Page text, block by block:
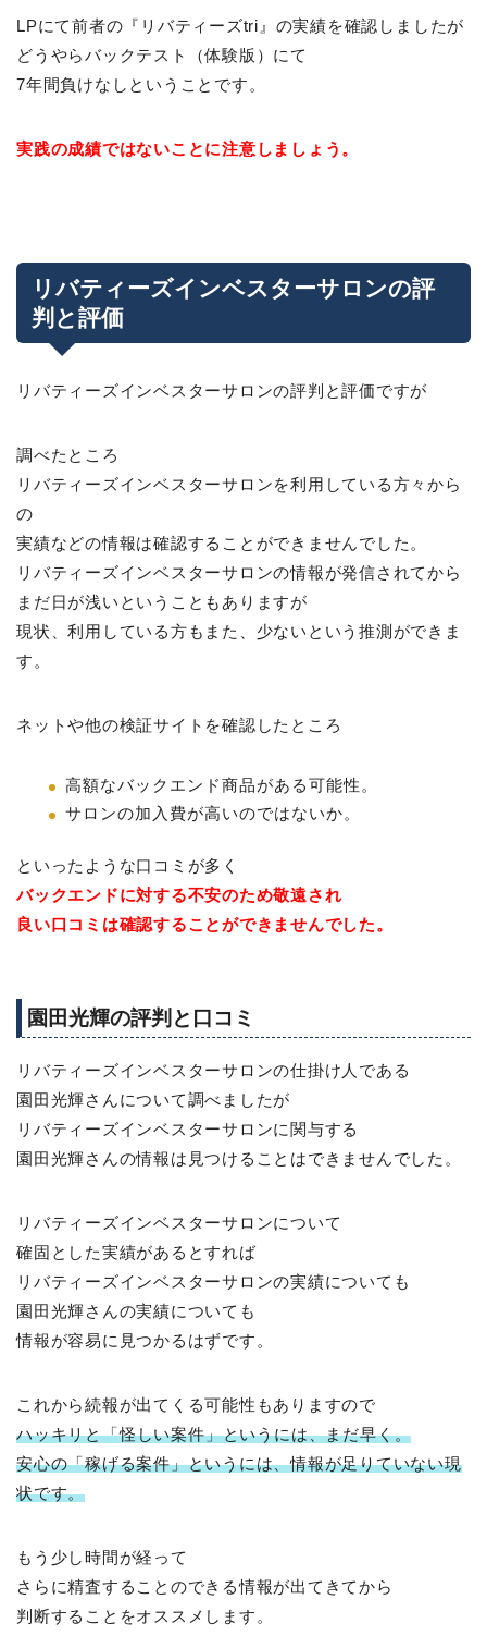
LPにて前者の『リバティーズtri』の実績を確認しましたが
どうやらバックテスト（体験版）にて
7年間負けなしということです。
実践の成績ではないことに注意しましょう。
リバティーズインベスターサロンの評
判と評価
リバティーズインベスターサロンの評判と評価ですが
調べたところ
リバティーズインベスターサロンを利用している方々から
の
実績などの情報は確認することができませんでした。
リバティーズインベスターサロンの情報が発信されてから
まだ日が浅いということもありますが
現状、利用している方もまた、少ないという推測ができま
す。
ネットや他の検証サイトを確認したところ
高額なバックエンド商品がある可能性。
サロンの加入費が高いのではないか。
といったような口コミが多く
バックエンドに対する不安のため敬遠され
良い口コミは確認することができませんでした。
園田光輝の評判と口コミ
リバティーズインベスターサロンの仕掛け人である
園田光輝さんについて調べましたが
リバティーズインベスターサロンに関与する
園田光輝さんの情報は見つけることはできませんでした。
リバティーズインベスターサロンについて
確固とした実績があるとすれば
リバティーズインベスターサロンの実績についても
園田光輝さんの実績についても
情報が容易に見つかるはずです。
これから続報が出てくる可能性もありますので
ハッキリと「怪しい案件」というには、まだ早く。
安心の「稼げる案件」というには、情報が足りていない現
状です。
もう少し時間が経って
さらに精査することのできる情報が出てきてから
判断することをオススメします。